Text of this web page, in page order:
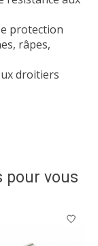
protection
râpes,
droitiers
pour vous